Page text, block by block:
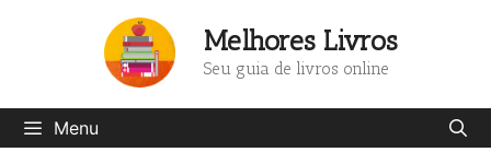
Melhores Livros
Seu guia de livros online
Menu